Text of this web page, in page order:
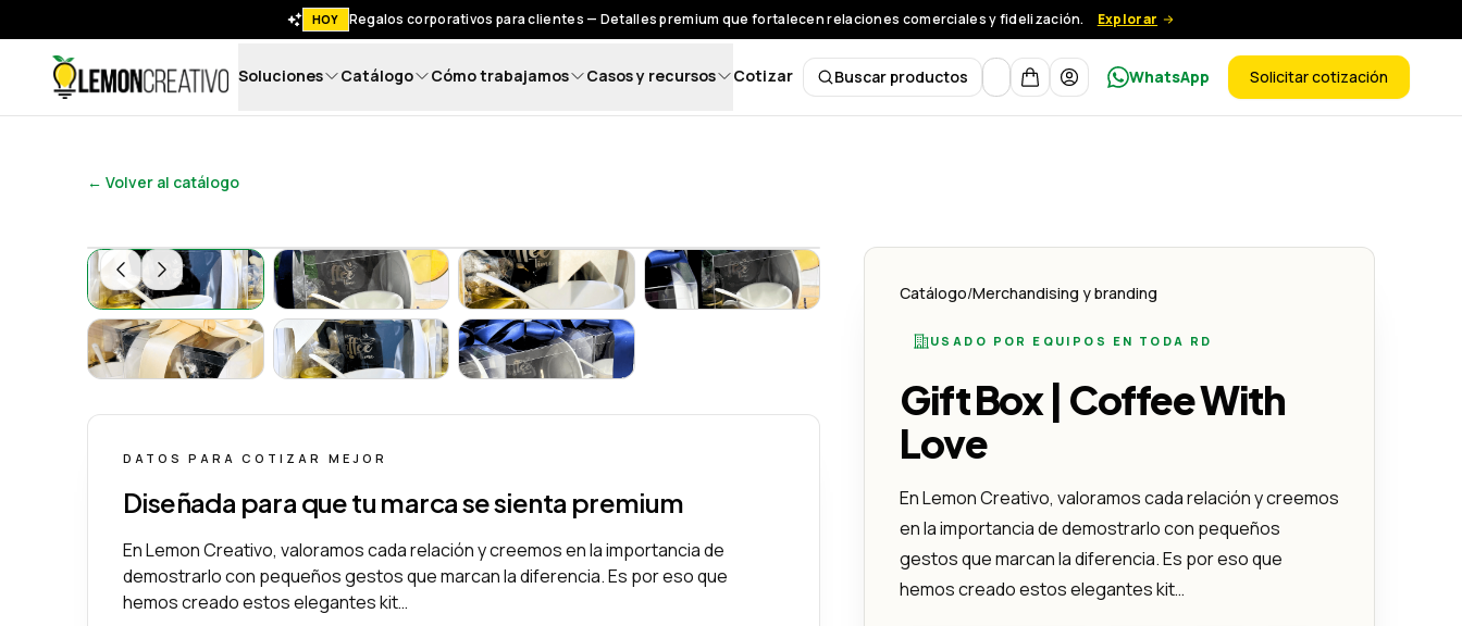
HOY Regalos corporativos para clientes — Detalles premium que fortalecen relaciones comerciales y fidelización. Explorar
Lemon Creativo
Soluciones Catálogo Cómo trabajamos Casos y recursos Cotizar Buscar productos
Buscar productos
Moneda WhatsApp Solicitar cotización
← Volver al catálogo
Gift Box | Coffee With Love - Lemon CreativoGift Box | Coffee With Love - Lemon CreativoGift Box | Coffee With Love - Lemon CreativoGift Box | Coffee With Love - Lemon Creativo
Gift Box | Coffee With Love - Lemon CreativoGift Box | Coffee With Love - Lemon CreativoGift Box | Coffee With Love - Lemon Creativo
DATOS PARA COTIZAR MEJOR
Diseñada para que tu marca se sienta premium
En Lemon Creativo, valoramos cada relación y creemos en la importancia de
demostrarlo con pequeños gestos que marcan la diferencia. Es por eso que
hemos creado estos elegantes kit…
Catálogo/Merchandising y branding
USADO POR EQUIPOS EN TODA RD
Gift Box | Coffee With
Love
En Lemon Creativo, valoramos cada relación y creemos
en la importancia de demostrarlo con pequeños
gestos que marcan la diferencia. Es por eso que
hemos creado estos elegantes kit…